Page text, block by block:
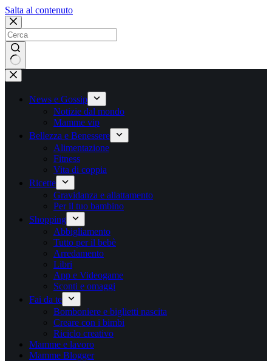
Salta al contenutoSalta
contenuto
Nessun
risultato
News e Gossip
Notizie dal mondo
Mamme vip
Bellezza e Benessere
Alimentazione
Fitness
Vita di coppia
Ricette
Gravidanza e allattamento
Per il tuo bambino
Shopping
Abbigliamento
Tutto per il bebè
Arredamento
Libri
App e Videogame
Sconti e omaggi
Fai da te
Bomboniere e biglietti nascita
Creare con i bimbi
Riciclo creativo
Mamme e lavoro
Mamme Blogger